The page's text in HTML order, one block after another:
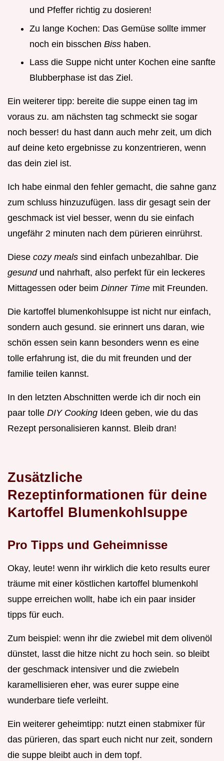
und Pfeffer richtig zu dosieren!
Zu lange Kochen: Das Gemüse sollte immer
noch ein bisschen Biss haben.
Lass die Suppe nicht unter Kochen eine sanfte
Blubberphase ist das Ziel.
Ein weiterer tipp: bereite die suppe einen tag im
voraus zu. am nächsten tag schmeckt sie sogar
noch besser! du hast dann auch mehr zeit, um dich
auf deine keto ergebnisse zu konzentrieren, wenn
das dein ziel ist.
Ich habe einmal den fehler gemacht, die sahne ganz
zum schluss hinzuzufügen. lass dir gesagt sein der
geschmack ist viel besser, wenn du sie einfach
ungefähr 2 minuten nach dem pürieren einrührst.
Diese cozy meals sind einfach unbezahlbar. Die
gesund und nahrhaft, also perfekt für ein leckeres
Mittagessen oder beim Dinner Time mit Freunden.
Die kartoffel blumenkohlsuppe ist nicht nur einfach,
sondern auch gesund. sie erinnert uns daran, wie
schön essen sein kann besonders wenn es eine
tolle erfahrung ist, die du mit freunden und der
familie teilen kannst.
In den letzten Abschnitten werde ich dir noch ein
paar tolle DIY Cooking Ideen geben, wie du das
Rezept personalisieren kannst. Bleib dran!
Zusätzliche
Rezeptinformationen für deine
Kartoffel Blumenkohlsuppe
Pro Tipps und Geheimnisse
Okay, leute! wenn ihr wirklich die keto results eurer
träume mit einer köstlichen kartoffel blumenkohl
suppe erreichen wollt, habe ich ein paar insider
tipps für euch.
Zum beispiel: wenn ihr die zwiebel mit dem olivenöl
dünstet, lasst die hitze nicht zu hoch sein. so bleibt
der geschmack intensiver und die zwiebeln
karamellisieren eher, was eurer suppe eine
wunderbare tiefe verleiht.
Ein weiterer geheimtipp: nutzt einen stabmixer für
das pürieren, das spart euch nicht nur zeit, sondern
die suppe bleibt auch in dem topf.